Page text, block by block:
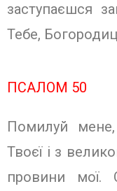
заступаєшся
Тебе,
ПСАЛОМ 50
Помилуй
Твоєї і з
провини мої.